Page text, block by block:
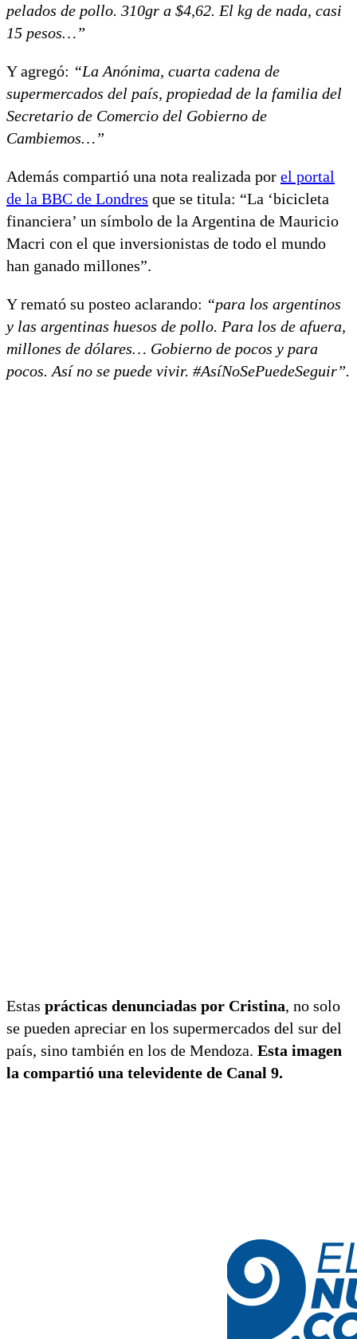
pelados de pollo. 310gr a $4,62. El kg de nada, casi
15 pesos…”
Y agregó: “La Anónima, cuarta cadena de
supermercados del país, propiedad de la familia del
Secretario de Comercio del Gobierno de
Cambiemos…”
Además compartió una nota realizada por el portal
de la BBC de Londres que se titula: “La ‘bicicleta
financiera’ un símbolo de la Argentina de Mauricio
Macri con el que inversionistas de todo el mundo
han ganado millones”.
Y remató su posteo aclarando: “para los argentinos
y las argentinas huesos de pollo. Para los de afuera,
millones de dólares… Gobierno de pocos y para
pocos. Así no se puede vivir. #AsíNoSePuedeSeguir”.
Estas prácticas denunciadas por Cristina, no solo
se pueden apreciar en los supermercados del sur del
país, sino también en los de Mendoza. Esta imagen
la compartió una televidente de Canal 9.